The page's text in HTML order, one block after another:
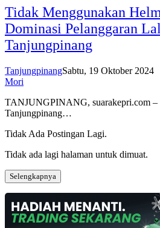
Tidak Menggunakan
Dominasi Pelanggaran
Tanjungpinang
TanjungpinangSabtu, 19 Oktober 2024
Mori
TANJUNGPINANG, suarakepri.com –
Tanjungpinang…
Tidak Ada Postingan Lagi.
Tidak ada lagi halaman untuk dimuat.
Selengkapnya